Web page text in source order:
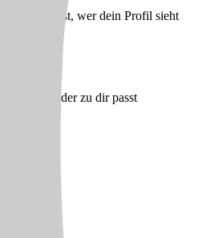
entscheidest, wer dein Profil sieht
der zu dir passt